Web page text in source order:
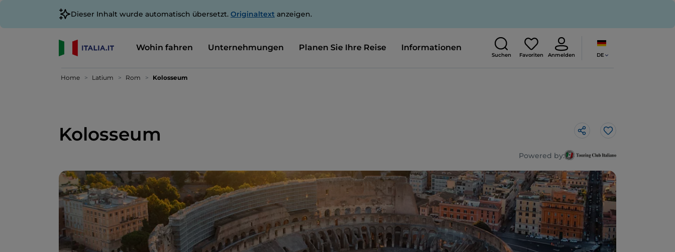
Dieser Inhalt wurde automatisch übersetzt. Originaltext anzeigen.
Wohin fahren Unternehmungen Planen Sie Ihre Reise Informationen
Suchen Favoriten Anmelden DE
Home Latium Rom Kolosseum
Kolosseum Like
Powered by: